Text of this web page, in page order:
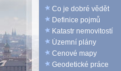
Co je dobré vědět
Definice pojmů
Katastr nemovitostí
Územní plány
Cenové mapy
Geodetické práce